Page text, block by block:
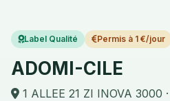
Label Qualité Permis à 1 €/jour
ADOMI-CILE
1 ALLEE 21 ZI INOVA 3000